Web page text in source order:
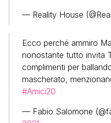
— Reality House
Ecco perché ammiro
nonostante tutto invita
complimenti per
mascherato,
#Amici20
— Fabio Salomone